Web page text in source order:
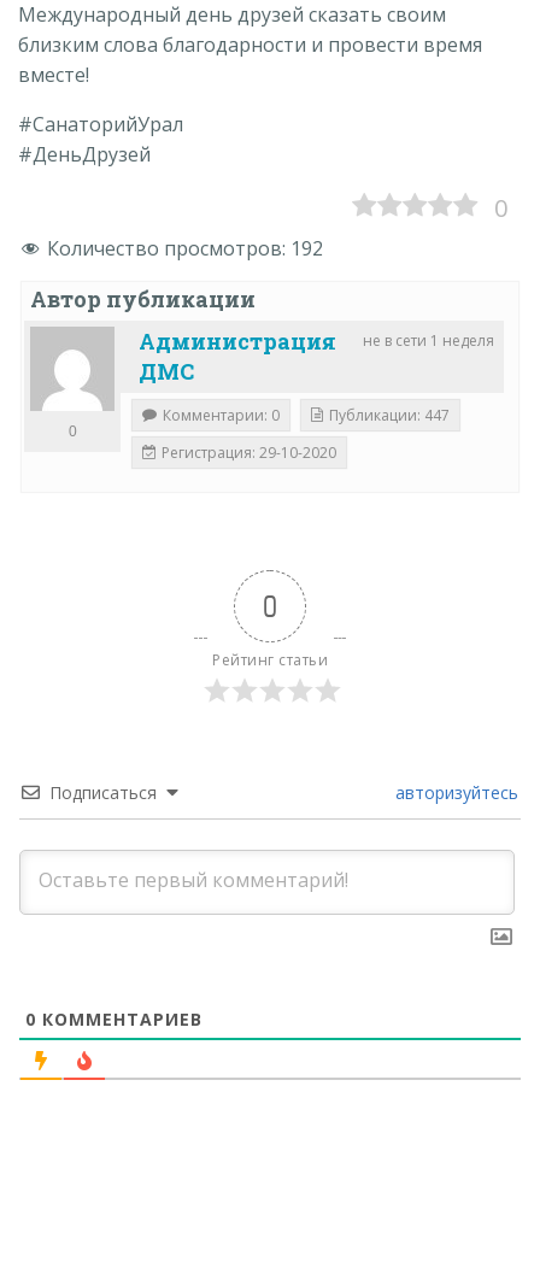
Международный день друзей сказать своим
близким слова благодарности и провести время
вместе!
#СанаторийУрал
#ДеньДрузей
0
Количество просмотров: 192
Автор публикации
не в сети 1 неделя
Администрация
ДМС
0
Комментарии: 0
Публикации: 447
Регистрация: 29-10-2020
0
Рейтинг статьи
Подписаться авторизуйтесь
0 КОММЕНТАРИЕВ